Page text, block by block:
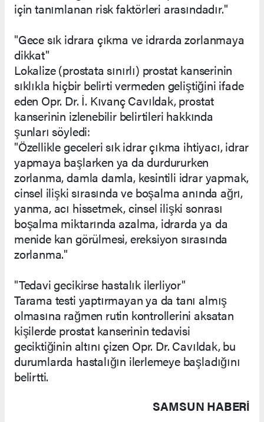
için tanımlanan risk faktörleri arasındadır."
"Gece sık idrara çıkma ve idrarda zorlanmaya
dikkat"
Lokalize (prostata sınırlı) prostat kanserinin
sıklıkla hiçbir belirti vermeden geliştiğini ifade
eden Opr. Dr. İ. Kıvanç Cavıldak, prostat
kanserinin izlenebilir belirtileri hakkında
şunları söyledi:
"Özellikle geceleri sık idrar çıkma ihtiyacı, idrar
yapmaya başlarken ya da durdururken
zorlanma, damla damla, kesintili idrar yapmak,
cinsel ilişki sırasında ve boşalma anında ağrı,
yanma, acı hissetmek, cinsel ilişki sonrası
boşalma miktarında azalma, idrarda ya da
menide kan görülmesi, ereksiyon sırasında
zorlanma."
"Tedavi gecikirse hastalık ilerliyor"
Tarama testi yaptırmayan ya da tanı almış
olmasına rağmen rutin kontrollerini aksatan
kişilerde prostat kanserinin tedavisi
geciktiğinin altını çizen Opr. Dr. Cavıldak, bu
durumlarda hastalığın ilerlemeye başladığını
belirtti.
SAMSUN HABERİ